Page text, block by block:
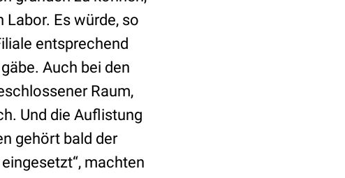
Es würde, so
entsprechend
Auch bei den
Raum,
Und die Auflistung
gehört bald der
machten